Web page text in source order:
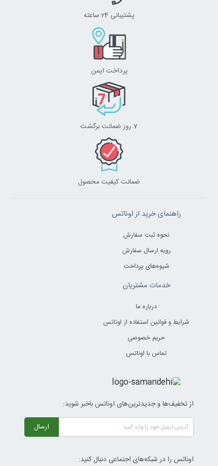
پشتیبانی 24 ساعته
پرداخت ایمن
7 روز ضمانت برگشت
ضمانت کیفیت محصول
راهنمای خرید از اوناتس
نحوه ثبت سفارش
رویه ارسال سفارش
شیوه‌های پرداخت
خدمات مشتریان
درباره ما
شرایط و قوانین استفاده از اوناتس
حریم خصوصی
تماس با اوناتس
از تخفیف‌ها و جدیدترین‌های اوناتس باخبر شوید:
ارسال
اوناتس را در شبکه‌های اجتماعی دنبال کنید: